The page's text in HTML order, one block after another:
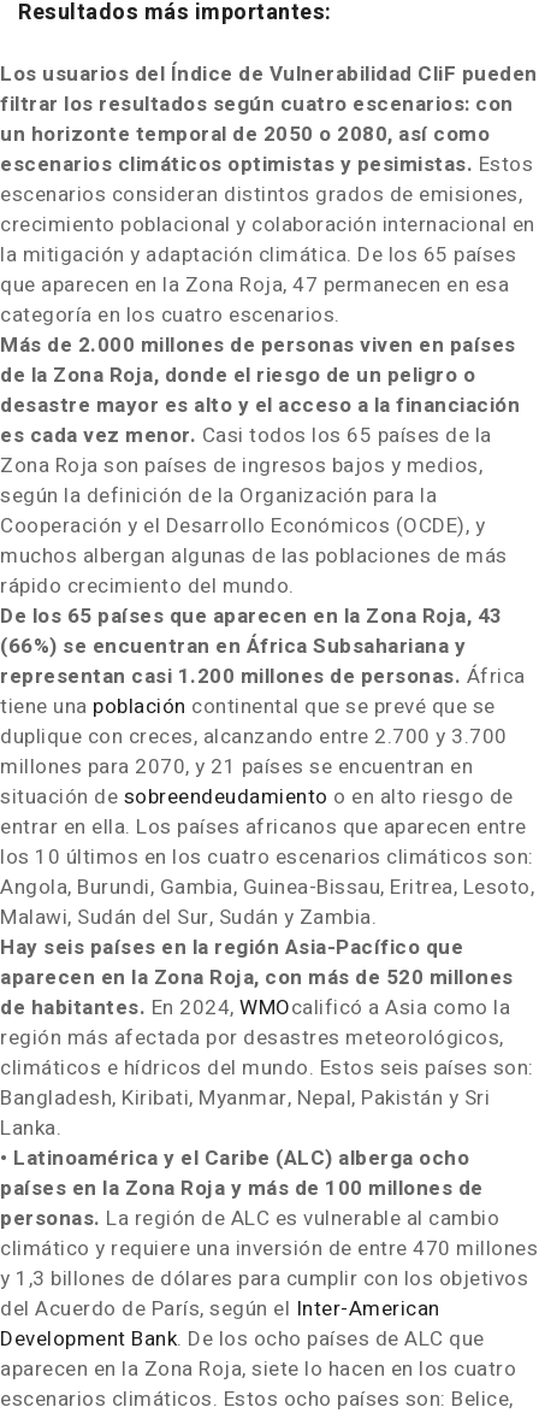
Resultados más importantes:
Los usuarios del Índice de Vulnerabilidad CliF pueden
filtrar los resultados según cuatro escenarios: con
un horizonte temporal de 2050 o 2080, así como
escenarios climáticos optimistas y pesimistas. Estos
escenarios consideran distintos grados de emisiones,
crecimiento poblacional y colaboración internacional en
la mitigación y adaptación climática. De los 65 países
que aparecen en la Zona Roja, 47 permanecen en esa
categoría en los cuatro escenarios.
Más de 2.000 millones de personas viven en países
de la Zona Roja, donde el riesgo de un peligro o
desastre mayor es alto y el acceso a la financiación
es cada vez menor. Casi todos los 65 países de la
Zona Roja son países de ingresos bajos y medios,
según la definición de la Organización para la
Cooperación y el Desarrollo Económicos (OCDE), y
muchos albergan algunas de las poblaciones de más
rápido crecimiento del mundo.
De los 65 países que aparecen en la Zona Roja, 43
(66%) se encuentran en África Subsahariana y
representan casi 1.200 millones de personas. África
tiene una población continental que se prevé que se
duplique con creces, alcanzando entre 2.700 y 3.700
millones para 2070, y 21 países se encuentran en
situación de sobreendeudamiento o en alto riesgo de
entrar en ella. Los países africanos que aparecen entre
los 10 últimos en los cuatro escenarios climáticos son:
Angola, Burundi, Gambia, Guinea-Bissau, Eritrea, Lesoto,
Malawi, Sudán del Sur, Sudán y Zambia.
Hay seis países en la región Asia-Pacífico que
aparecen en la Zona Roja, con más de 520 millones
de habitantes. En 2024, WMOcalificó a Asia como la
región más afectada por desastres meteorológicos,
climáticos e hídricos del mundo. Estos seis países son:
Bangladesh, Kiribati, Myanmar, Nepal, Pakistán y Sri
Lanka.
• Latinoamérica y el Caribe (ALC) alberga ocho
países en la Zona Roja y más de 100 millones de
personas. La región de ALC es vulnerable al cambio
climático y requiere una inversión de entre 470 millones
y 1,3 billones de dólares para cumplir con los objetivos
del Acuerdo de París, según el Inter-American
Development Bank. De los ocho países de ALC que
aparecen en la Zona Roja, siete lo hacen en los cuatro
escenarios climáticos. Estos ocho países son: Belice,